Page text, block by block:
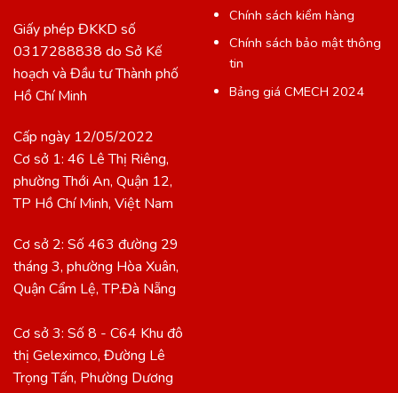
Giấy phép ĐKKD số
0317288838 do Sở Kế
hoạch và Đầu tư Thành phố
Hồ Chí Minh
Cấp ngày 12/05/2022
Cơ sở 1: 46 Lê Thị Riêng,
phường Thới An, Quận 12,
TP Hồ Chí Minh, Việt Nam
Cơ sở 2: Số 463 đường 29
tháng 3, phường Hòa Xuân,
Quận Cẩm Lệ, TP.Đà Nẵng
Cơ sở 3: Số 8 - C64 Khu đô
thị Geleximco, Đường Lê
Trọng Tấn, Phường Dương
Chính sách kiểm hàng
Chính sách bảo mật thông
tin
Bảng giá CMECH 2024